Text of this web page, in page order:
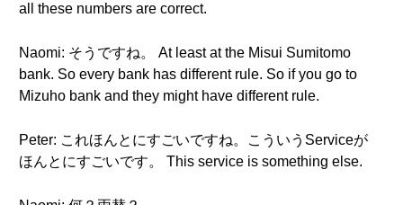
all these numbers are correct.
Naomi: そうですね。 At least at the Misui Sumitomo
bank. So every bank has different rule. So if you go to
Mizuho bank and they might have different rule.
Peter: これほんとにすごいですね。こういうServiceが
ほんとにすごいです。 This service is something else.